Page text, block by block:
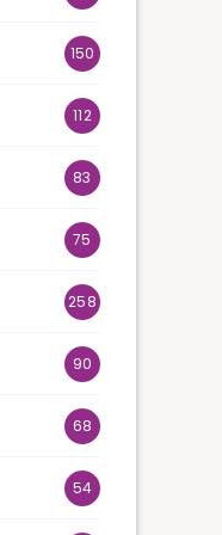
150
112
83
75
258
90
68
54